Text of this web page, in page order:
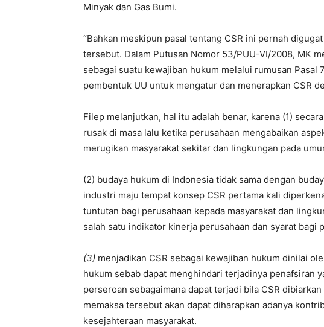
Minyak dan Gas Bumi.
“Bahkan meskipun pasal tentang CSR ini pernah
tersebut. Dalam Putusan Nomor 53/PUU-VI/2008, MK
sebagai suatu kewajiban hukum melalui rumusan Pasal
pembentuk UU untuk mengatur dan menerapkan CSR
Filep melanjutkan, hal itu adalah benar, karena (1)
rusak di masa lalu ketika perusahaan mengabaikan
merugikan masyarakat sekitar dan lingkungan pada
(2) budaya hukum di Indonesia tidak sama dengan
industri maju tempat konsep CSR pertama kali
tuntutan bagi perusahaan kepada masyarakat dan
salah satu indikator kinerja perusahaan dan syarat bagi
(3) menjadikan CSR sebagai kewajiban hukum dinilai
hukum sebab dapat menghindari terjadinya penafsiran
perseroan sebagaimana dapat terjadi bila CSR
memaksa tersebut akan dapat diharapkan adanya
kesejahteraan masyarakat.